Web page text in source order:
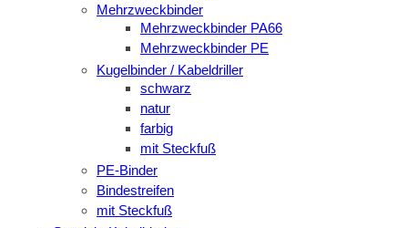
Mehrzweckbinder
Mehrzweckbinder PA66
Mehrzweckbinder PE
Kugelbinder / Kabeldriller
schwarz
natur
farbig
mit Steckfuß
PE-Binder
Bindestreifen
mit Steckfuß